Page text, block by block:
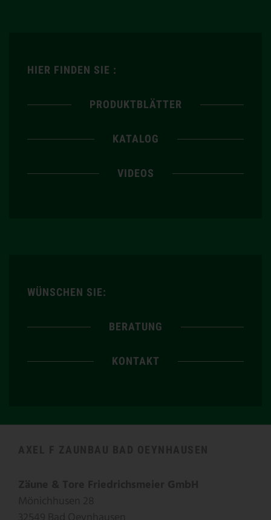
HIER FINDEN SIE :
PRODUKTBLÄTTER
KATALOG
VIDEOS
WÜNSCHEN SIE:
BERATUNG
KONTAKT